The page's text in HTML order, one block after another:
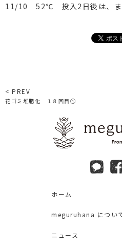
11/10 52℃ 投入2日後は、ま
< PREV
花ゴミ堆肥化 １８回目①
ホーム
meguruhana につい
ニュース